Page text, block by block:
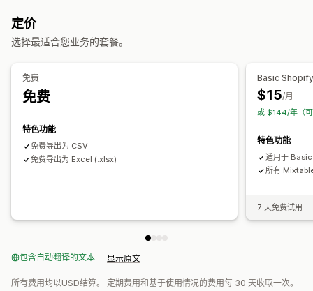
元字段
数据同步
定价
选择最适合您业务的套餐。
免费
免费
特色功能
免费导出为 CSV
免费导出为 Excel (.xlsx)
Basic
$15/月
或 $144/年（
特色功能
适用于
所有
7 天免费试用
包含自动翻译的文本 显示原文
所有费用均以USD结算。 定期费用和基于使用情况的费用每 30 天收取一次。